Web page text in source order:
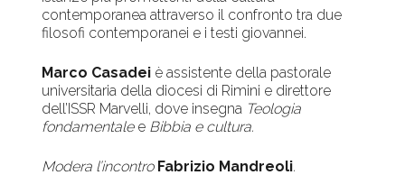
contemporanea attraverso il confronto tra due
filosofi contemporanei e i testi giovannei.
Marco Casadei è assistente della pastorale
universitaria della diocesi di Rimini e direttore
dell’ISSR Marvelli, dove insegna Teologia
fondamentalee Bibbia e cultura.
Modera l’incontro Fabrizio Mandreoli.